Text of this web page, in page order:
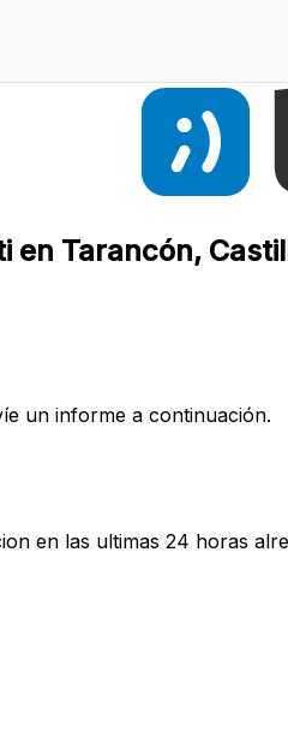
en Tarancón,
un informe a continuación.
en las ultimas 24 horas